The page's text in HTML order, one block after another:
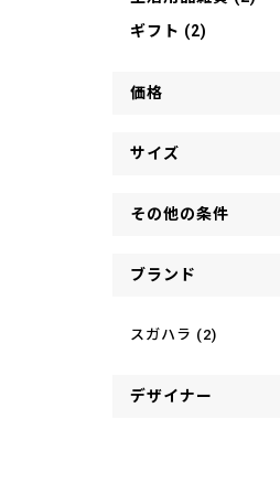
ギフト (2)
価格
サイズ
その他の条件
ブランド
スガハラ (2)
デザイナー